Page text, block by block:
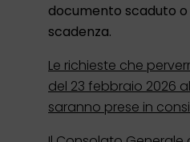
documento scaduto
scadenza.
Le richieste che
del 23 febbraio 2026
saranno prese in